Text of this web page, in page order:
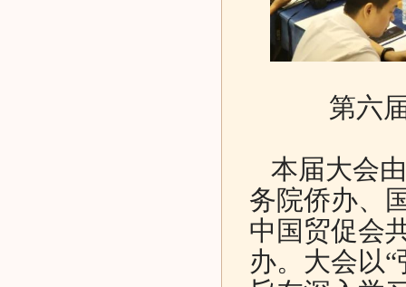
第六
本届大会
务院侨办、
中国贸促会
办。大会以